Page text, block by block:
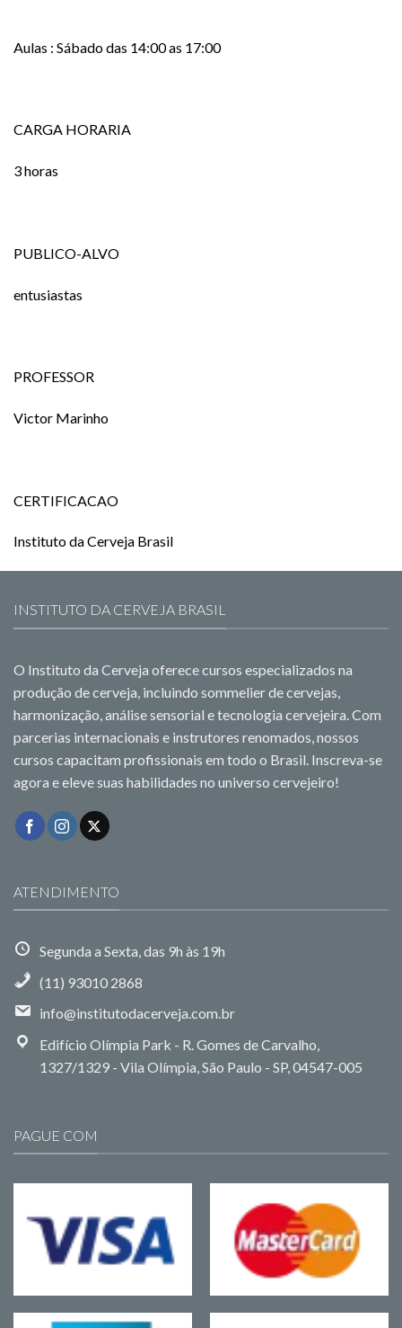
Aulas : Sábado das 14:00 as 17:00
CARGA HORARIA
3 horas
PUBLICO-ALVO
entusiastas
PROFESSOR
Victor Marinho
CERTIFICACAO
Instituto da Cerveja Brasil
INSTITUTO DA CERVEJA BRASIL
O Instituto da Cerveja oferece cursos especializados na
produção de cerveja, incluindo sommelier de cervejas,
harmonização, análise sensorial e tecnologia cervejeira. Com
parcerias internacionais e instrutores renomados, nossos
cursos capacitam profissionais em todo o Brasil. Inscreva-se
agora e eleve suas habilidades no universo cervejeiro!
ATENDIMENTO
Segunda a Sexta, das 9h às 19h
(11) 93010 2868
info@institutodacerveja.com.br
Edifício Olímpia Park - R. Gomes de Carvalho,
1327/1329 - Vila Olímpia, São Paulo - SP, 04547-005
PAGUE COM